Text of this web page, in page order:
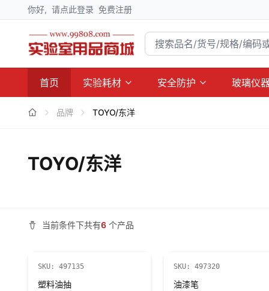
你好, 请点此登录 免费注册
首页 实验耗材 安全防护 玻璃仪
品牌 TOYO/东洋
TOYO/东洋
当前条件下共有6 个产品
SKU: 497135
塑料油抽
SKU: 497320
油漆笔